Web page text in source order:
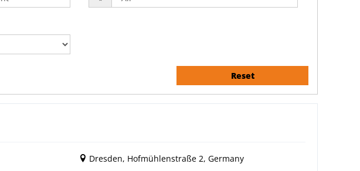
Reset
Dresden, Hofmühlenstraße 2, Germany